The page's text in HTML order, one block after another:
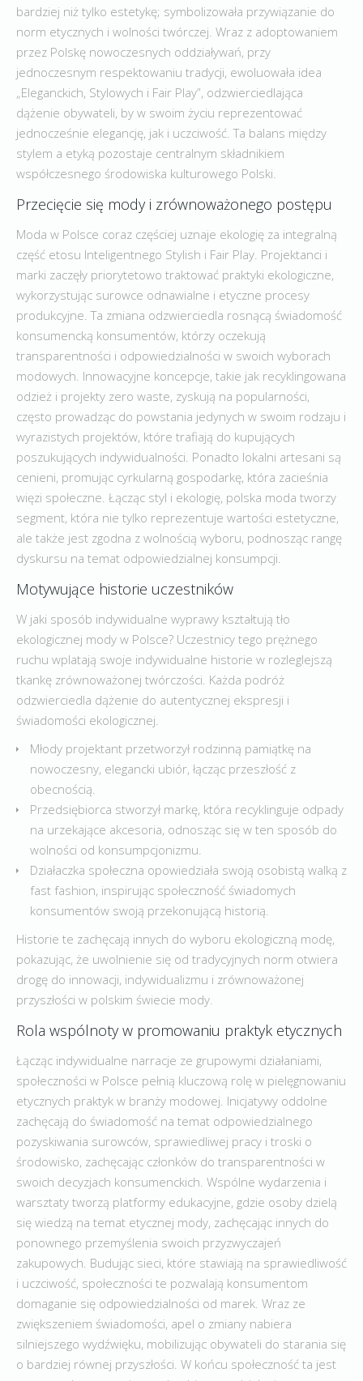
bardziej niż tylko estetykę; symbolizowała przywiązanie do
norm etycznych i wolności twórczej. Wraz z adoptowaniem
przez Polskę nowoczesnych oddziaływań, przy
jednoczesnym respektowaniu tradycji, ewoluowała idea
„Eleganckich, Stylowych i Fair Play”, odzwierciedlająca
dążenie obywateli, by w swoim życiu reprezentować
jednocześnie elegancję, jak i uczciwość. Ta balans między
stylem a etyką pozostaje centralnym składnikiem
współczesnego środowiska kulturowego Polski.
Przecięcie się mody i zrównoważonego postępu
Moda w Polsce coraz częściej uznaje ekologię za integralną
część etosu Inteligentnego Stylish i Fair Play. Projektanci i
marki zaczęły priorytetowo traktować praktyki ekologiczne,
wykorzystując surowce odnawialne i etyczne procesy
produkcyjne. Ta zmiana odzwierciedla rosnącą świadomość
konsumencką konsumentów, którzy oczekują
transparentności i odpowiedzialności w swoich wyborach
modowych. Innowacyjne koncepcje, takie jak recyklingowana
odzież i projekty zero waste, zyskują na popularności,
często prowadząc do powstania jedynych w swoim rodzaju i
wyrazistych projektów, które trafiają do kupujących
poszukujących indywidualności. Ponadto lokalni artesani są
cenieni, promując cyrkularną gospodarkę, która zacieśnia
więzi społeczne. Łącząc styl i ekologię, polska moda tworzy
segment, która nie tylko reprezentuje wartości estetyczne,
ale także jest zgodna z wolnością wyboru, podnosząc rangę
dyskursu na temat odpowiedzialnej konsumpcji.
Motywujące historie uczestników
W jaki sposób indywidualne wyprawy kształtują tło
ekologicznej mody w Polsce? Uczestnicy tego prężnego
ruchu wplatają swoje indywidualne historie w rozleglejszą
tkankę zrównoważonej twórczości. Każda podróż
odzwierciedla dążenie do autentycznej ekspresji i
świadomości ekologicznej.
Młody projektant przetworzył rodzinną pamiątkę na
nowoczesny, elegancki ubiór, łącząc przeszłość z
obecnością.
Przedsiębiorca stworzył markę, która recyklinguje odpady
na urzekające akcesoria, odnosząc się w ten sposób do
wolności od konsumpcjonizmu.
Działaczka społeczna opowiedziała swoją osobistą walką z
fast fashion, inspirując społeczność świadomych
konsumentów swoją przekonującą historią.
Historie te zachęcają innych do wyboru ekologiczną modę,
pokazując, że uwolnienie się od tradycyjnych norm otwiera
drogę do innowacji, indywidualizmu i zrównoważonej
przyszłości w polskim świecie mody.
Rola wspólnoty w promowaniu praktyk etycznych
Łącząc indywidualne narracje ze grupowymi działaniami,
społeczności w Polsce pełnią kluczową rolę w pielęgnowaniu
etycznych praktyk w branży modowej. Inicjatywy oddolne
zachęcają do świadomość na temat odpowiedzialnego
pozyskiwania surowców, sprawiedliwej pracy i troski o
środowisko, zachęcając członków do transparentności w
swoich decyzjach konsumenckich. Wspólne wydarzenia i
warsztaty tworzą platformy edukacyjne, gdzie osoby dzielą
się wiedzą na temat etycznej mody, zachęcając innych do
ponownego przemyślenia swoich przyzwyczajeń
zakupowych. Budując sieci, które stawiają na sprawiedliwość
i uczciwość, społeczności te pozwalają konsumentom
domaganie się odpowiedzialności od marek. Wraz ze
zwiększeniem świadomości, apel o zmiany nabiera
silniejszego wydźwięku, mobilizując obywateli do starania się
o bardziej równej przyszłości. W końcu społeczność ta jest